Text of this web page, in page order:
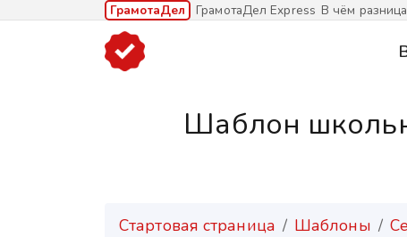
ГрамотаДел ГрамотаДел Express В чём
Шаблон
Стартовая страница Шаблоны